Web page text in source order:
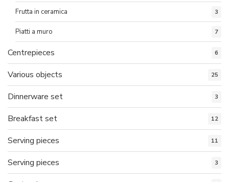
Frutta in ceramica 3
Piatti a muro 7
Centrepieces 6
Various objects 25
Dinnerware set 3
Breakfast set 12
Serving pieces 11
Serving pieces 3